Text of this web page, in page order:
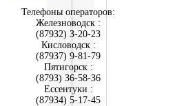
Телефоны операторов:
Железноводск :
(879З2) З-20-2З
Кисловодск :
(879З7) 9-81-79
Пятигорск :
(879З) З6-58-З6
Ессентуки :
(879З4) 5-17-45